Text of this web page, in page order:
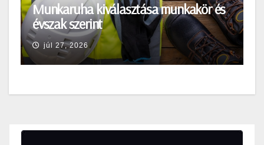
Munkaruha kiválasztása munkakör és
évszak szerint
júl 27, 2026